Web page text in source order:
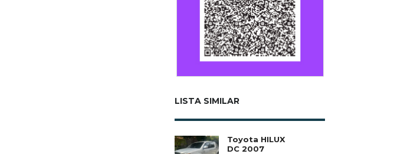
LISTA SIMILAR
Toyota HILUX
DC 2007